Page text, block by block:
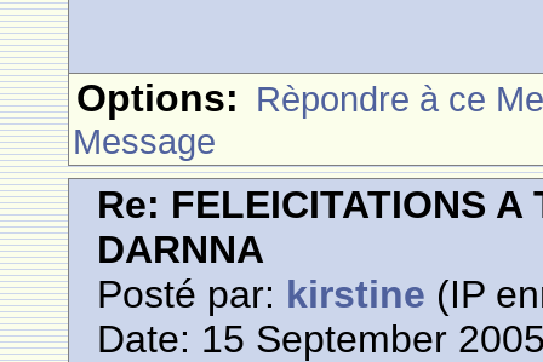
Options: Rèpondre à ce
Message
Re: FELEICITATIONS A
DARNNA
Posté par: kirstine (IP
Date: 15 September